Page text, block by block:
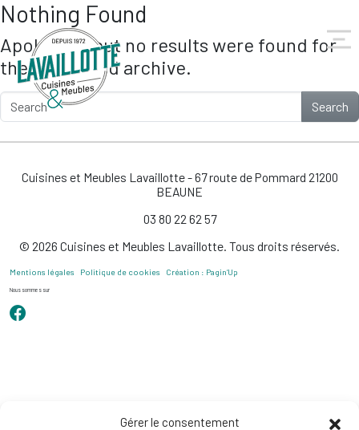
Gérer le consentement
Skip to main content
Nothing Found
Apologies, but no results were found for
the requested archive.
Search
Cuisines et Meubles Lavaillotte - 67 route de Pommard 21200
BEAUNE
03 80 22 62 57
© 2026 Cuisines et Meubles Lavaillotte. Tous droits réservés.
Mentions légales Politique de cookies Création : Pagin’Up
Nous sommes sur